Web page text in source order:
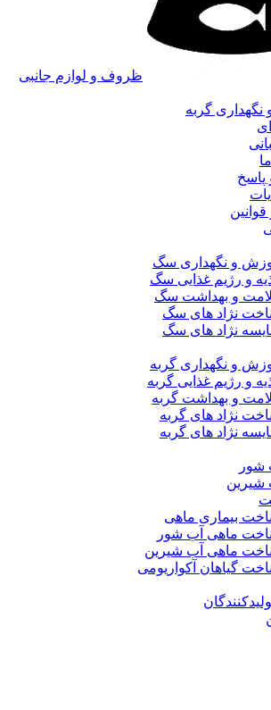
ظروف و لوازم جانبی
نگهداری گربه
و نگهداری سگ
و رژیم غذایی سگ
و بهداشت سگ
نژاد های سگ
نژاد های سگ
و نگهداری گربه
و رژیم غذایی گربه
و بهداشت گربه
نژاد های گربه
نژاد های گربه
شور
شیرین
بیماری ماهی
ماهی آب شور
ماهی آب شیرین
گیاهان آکواریومی